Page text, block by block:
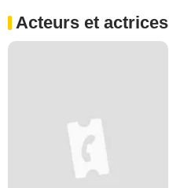
Acteurs et actrices